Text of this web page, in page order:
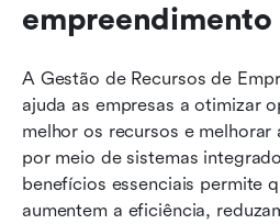
empreendimento
A Gestão de Recursos de
ajuda as empresas a otimizar
melhor os recursos e
por meio de sistemas
benefícios essenciais permite
aumentem a eficiência,